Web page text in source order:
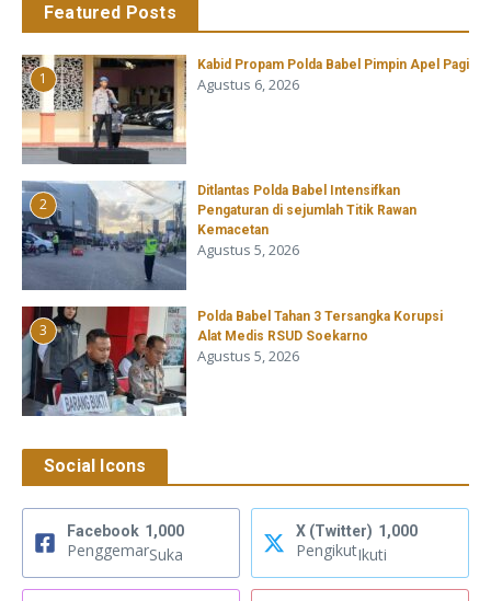
Featured Posts
1
Kabid Propam Polda Babel Pimpin Apel Pagi
Agustus 6, 2026
2
Ditlantas Polda Babel Intensifkan
Pengaturan di sejumlah Titik Rawan
Kemacetan
Agustus 5, 2026
3
Polda Babel Tahan 3 Tersangka Korupsi
Alat Medis RSUD Soekarno
Agustus 5, 2026
Social Icons
Facebook 1,000
PenggemarSuka
X (Twitter) 1,000
PengikutIkuti